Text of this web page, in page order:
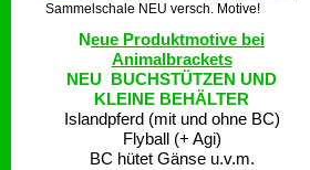
Sammelschale NEU versch. Motive!
Neue Produktmotive bei
Animalbrackets
NEU BUCHSTÜTZEN UND
KLEINE BEHÄLTER
Islandpferd (mit und ohne BC)
Flyball (+ Agi)
BC hütet Gänse u.v.m.